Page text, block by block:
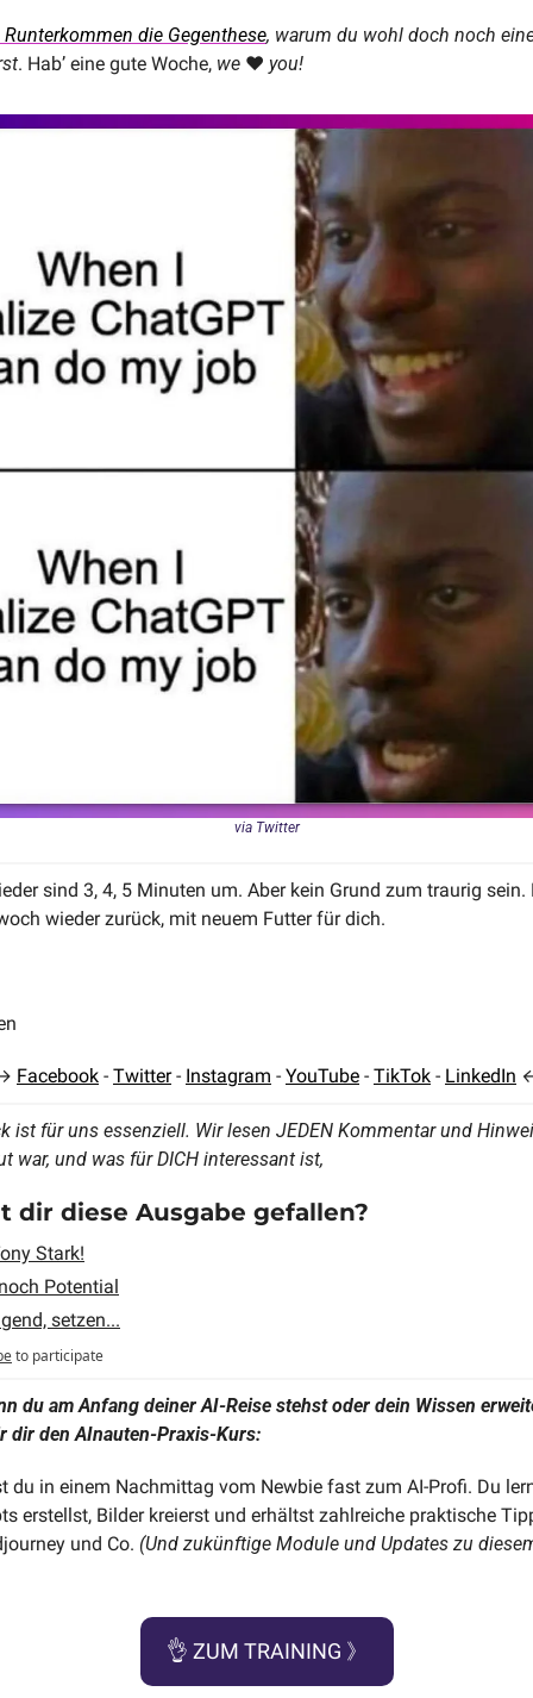
die Gegenthese, warum du wohl doch noch
. Hab’ eine gute Woche, we ❤️ you!
via Twitter
sind 3, 4, 5 Minuten um. Aber kein Grund zum traurig sein.
wieder zurück, mit neuem Futter für dich.
Facebook - Twitter - Instagram - YouTube - TikTok - LinkedIn
ist für uns essenziell. Wir lesen JEDEN Kommentar und
war, und was für DICH interessant ist,
dir diese Ausgabe gefallen?
Stark!
noch Potential
setzen...
to participate
du am Anfang deiner AI-Reise stehst oder dein Wissen
dir den AInauten-Praxis-Kurs:
in einem Nachmittag vom Newbie fast zum AI-Profi. Du
erstellst, Bilder kreierst und erhältst zahlreiche praktische
und Co. (Und zukünftige Module und Updates zu
👌 ZUM TRAINING 》